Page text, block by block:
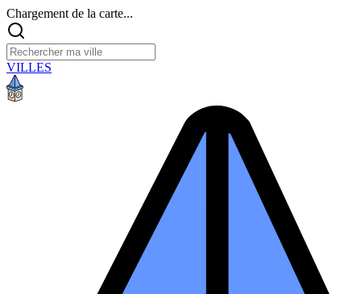
Chargement de la carte...
VILLES